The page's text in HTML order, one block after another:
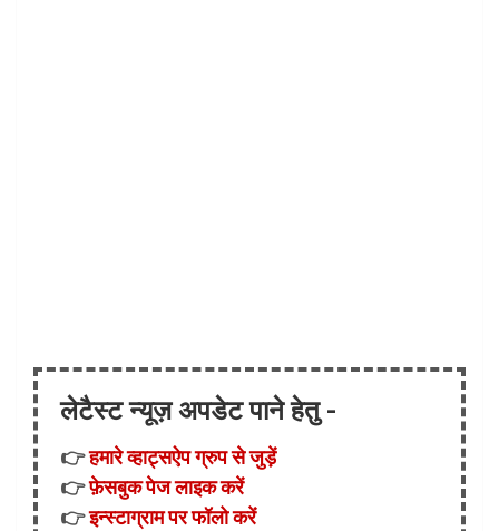
लेटैस्ट न्यूज़ अपडेट पाने हेतु -
👉हमारे व्हाट्सऐप ग्रुप से जुड़ें
👉फ़ेसबुक पेज लाइक करें
👉इन्स्टाग्राम पर फॉलो करें